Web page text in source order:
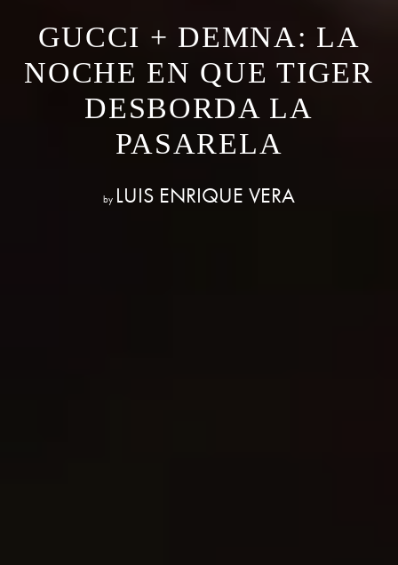
GUCCI + DEMNA: LA
NOCHE EN QUE TIGER
DESBORDA LA
PASARELA
by LUIS ENRIQUE VERA